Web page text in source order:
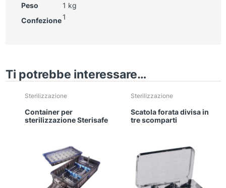
Peso
1 kg
Confezione 1
Ti potrebbe interessare…
Sterilizzazione
Container per
sterilizzazione Sterisafe
Sterilizzazione
Scatola forata divisa in
tre scomparti